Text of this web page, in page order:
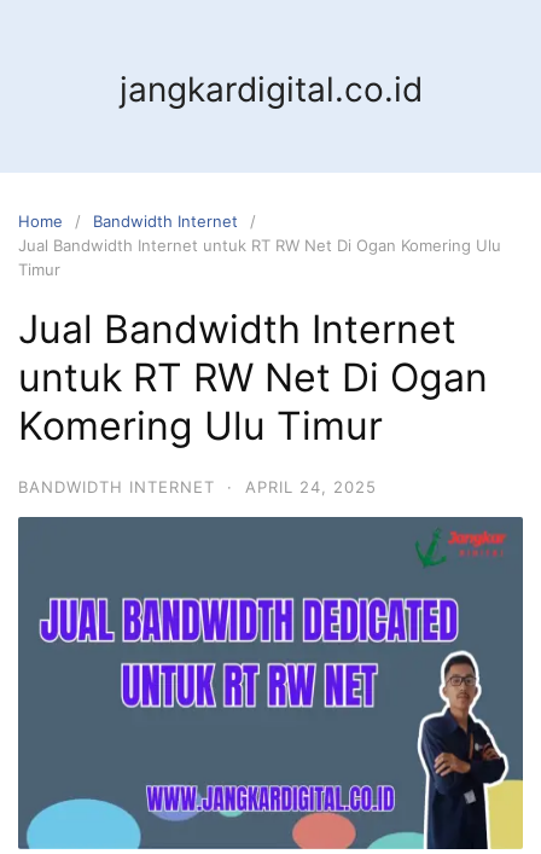
jangkardigital.co.id
Home
Bandwidth Internet
Jual Bandwidth Internet untuk RT RW Net Di Ogan Komering Ulu
Timur
Jual Bandwidth Internet
untuk RT RW Net Di Ogan
Komering Ulu Timur
BANDWIDTH INTERNET · APRIL 24, 2025